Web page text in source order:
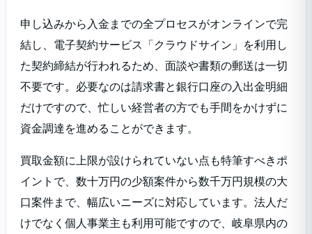
申し込みから入金までの全プロセスがオンラインで完
結し、電子契約サービス「クラウドサイン」を利用し
た契約締結が行われるため、面談や書類の郵送は一切
不要です。必要なのは請求書と銀行口座の入出金明細
だけですので、忙しい経営者の方でも手間をかけずに
資金調達を進めることができます。
買取金額に上限が設けられていない点も特筆すべきポ
イントで、数十万円の少額案件から数千万円規模の大
口案件まで、幅広いニーズに対応しています。法人だ
けでなく個人事業主も利用可能ですので、岐阜県内の